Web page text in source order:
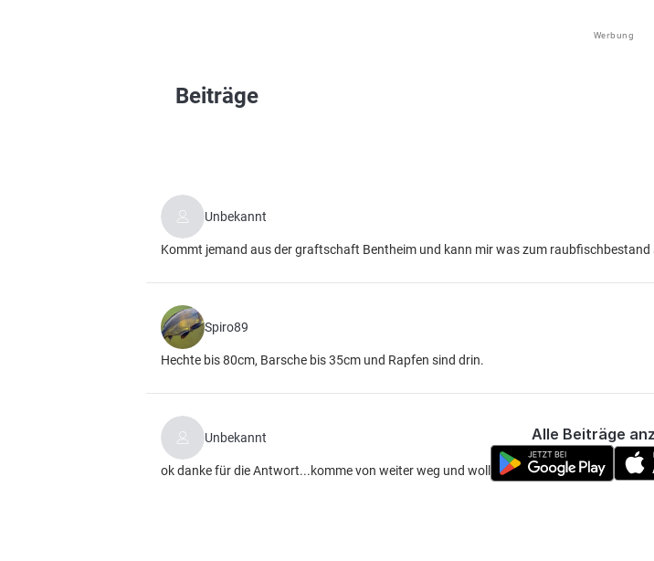
Werbung
Beiträge
Unbekannt
Kommt jemand aus der graftschaft Bentheim und kann mir was zum raubfischbestand
Spiro89
Hechte bis 80cm, Barsche bis 35cm und Rapfen sind drin.
Unbekannt
ok danke für die Antwort...komme von weiter weg und wollte mit der spinnrute in
Alle Beiträge